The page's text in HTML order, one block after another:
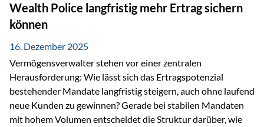
Wealth Police langfristig mehr Ertrag sichern
können
16. Dezember 2025
Vermögensverwalter stehen vor einer zentralen
Herausforderung: Wie lässt sich das Ertragspotenzial
bestehender Mandate langfristig steigern, auch ohne laufend
neue Kunden zu gewinnen? Gerade bei stabilen Mandaten
mit hohem Volumen entscheidet die Struktur darüber, wie